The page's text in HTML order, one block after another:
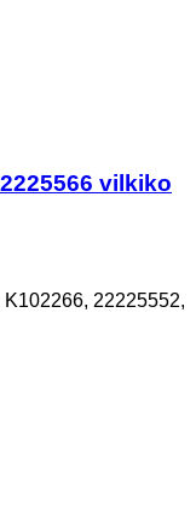
vilkiko
22225552,